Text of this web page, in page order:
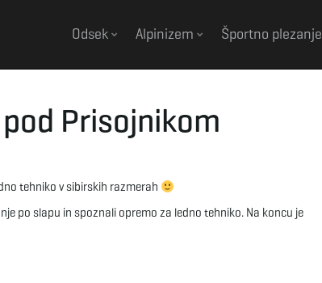
Odsek Alpinizem Športno plezanje
Prisojnikom
tehniko v sibirskih razmerah
po slapu in spoznali opremo za ledno tehniko. Na koncu je